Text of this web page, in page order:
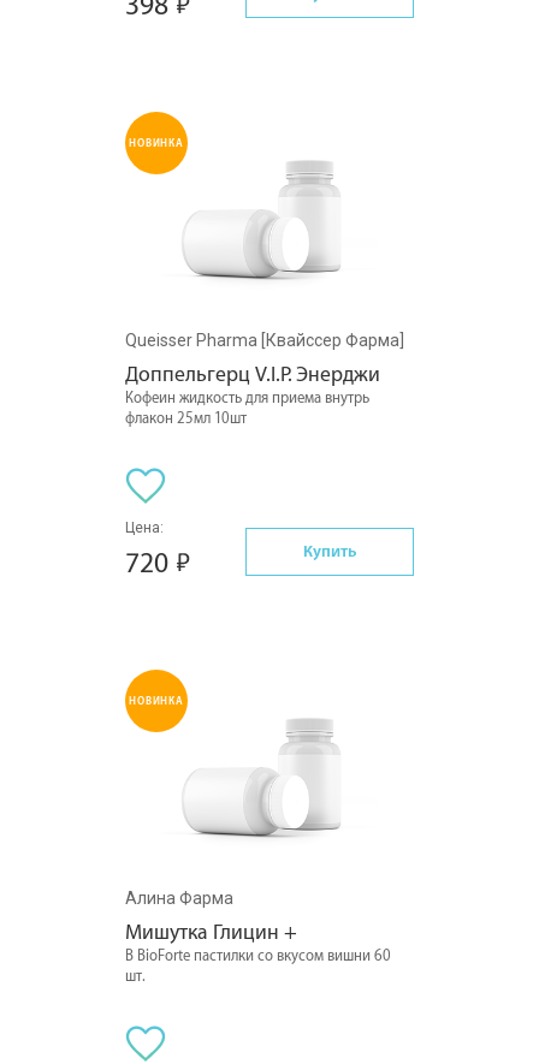
НОВИНКА
Queisser Pharma [Квайссер Фарма]
Доппельгерц V.I.P. Энерджи
Кофеин жидкость для приема внутрь
флакон 25мл 10шт
Цена:
720 Купить
НОВИНКА
Алина Фарма
Мишутка Глицин +
В BioForte пастилки со вкусом вишни 60
шт.